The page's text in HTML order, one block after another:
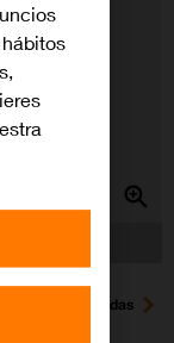
Ver todas